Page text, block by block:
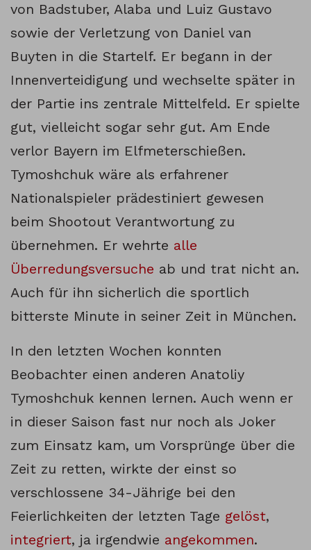
von Badstuber, Alaba und Luiz Gustavo
sowie der Verletzung von Daniel van
Buyten in die Startelf. Er begann in der
Innenverteidigung und wechselte später in
der Partie ins zentrale Mittelfeld. Er spielte
gut, vielleicht sogar sehr gut. Am Ende
verlor Bayern im Elfmeterschießen.
Tymoshchuk wäre als erfahrener
Nationalspieler prädestiniert gewesen
beim Shootout Verantwortung zu
übernehmen. Er wehrte alle
Überredungsversuche ab und trat nicht an.
Auch für ihn sicherlich die sportlich
bitterste Minute in seiner Zeit in München.
In den letzten Wochen konnten
Beobachter einen anderen Anatoliy
Tymoshchuk kennen lernen. Auch wenn er
in dieser Saison fast nur noch als Joker
zum Einsatz kam, um Vorsprünge über die
Zeit zu retten, wirkte der einst so
verschlossene 34-Jährige bei den
Feierlichkeiten der letzten Tage gelöst,
integriert, ja irgendwie angekommen.